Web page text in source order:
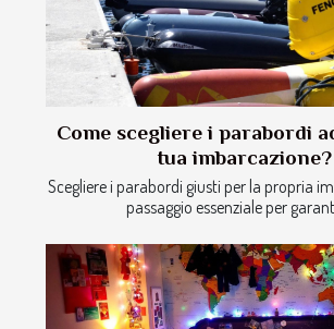
Come scegliere i parabordi
tua imbarcazione?
Scegliere i parabordi giusti per la propria
passaggio essenziale per